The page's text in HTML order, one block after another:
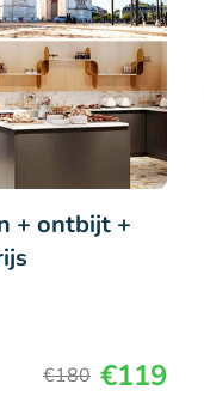
+ ontbijt +
€180 €119